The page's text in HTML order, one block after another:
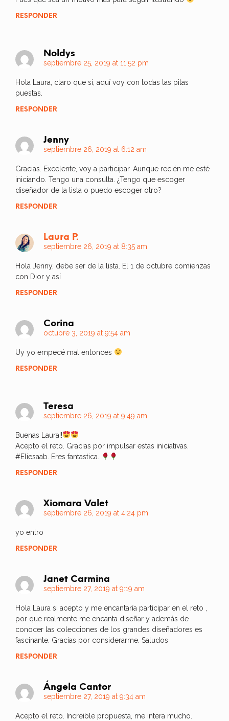
RESPONDER
Noldys
septiembre 25, 2019 at 11:52 pm
Hola Laura, claro que sí, aquí voy con todas las pilas
puestas.
RESPONDER
Jenny
septiembre 26, 2019 at 6:12 am
Gracias. Excelente, voy a participar. Aunque recién me esté
iniciando. Tengo una consulta. ¿Tengo que escoger
diseñador de la lista o puedo escoger otro?
RESPONDER
Laura P.
septiembre 26, 2019 at 8:35 am
Hola Jenny, debe ser de la lista. El 1 de octubre comienzas
con Dior y así
RESPONDER
Corina
octubre 3, 2019 at 9:54 am
Uy yo empecé mal entonces
RESPONDER
Teresa
septiembre 26, 2019 at 9:49 am
Buenas Laura!!
Acepto el reto. Gracias por impulsar estas iniciativas.
#Eliesaab. Eres fantastica.
RESPONDER
Xiomara Valet
septiembre 26, 2019 at 4:24 pm
yo entro
RESPONDER
Janet Carmina
septiembre 27, 2019 at 9:19 am
Hola Laura si acepto y me encantaría participar en el reto ,
por que realmente me encanta diseñar y además de
conocer las colecciones de los grandes diseñadores es
fascinante. Gracias por considerarme. Saludos
RESPONDER
Ángela Cantor
septiembre 27, 2019 at 9:34 am
Acepto el reto. Increible propuesta, me intera mucho.